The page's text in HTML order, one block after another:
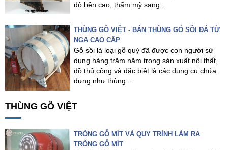
độ bền cao, thẩm mỹ sang...
THÙNG GỖ VIỆT - BÁN THÙNG GỖ SỒI ĐÁ TỪ
NGA CAO CẤP
Gỗ sồi là loại gỗ quý đã được con người sử
dụng hàng trăm năm trong sản xuất nội thất,
đồ thủ công và đặc biệt là các dụng cụ chứa
đựng như thùng...
THÙNG GỖ VIỆT
TRỐNG GỖ MÍT VÀ QUY TRÌNH LÀM RA
TRỐNG GỖ MÍT